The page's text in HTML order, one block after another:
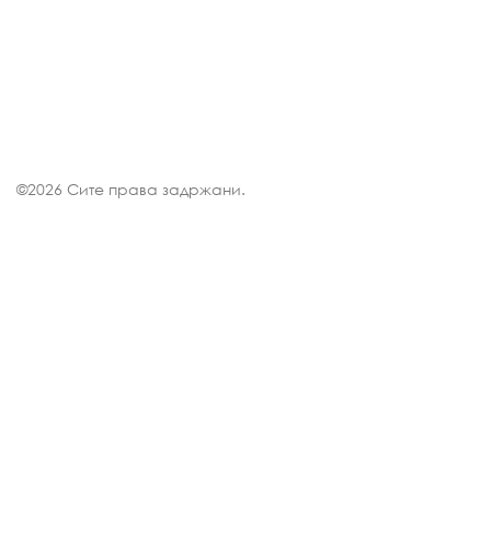
©2026 Сите права задржани.